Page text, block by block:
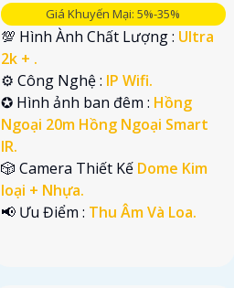
Giá Khuyến Mại: 5%-35%
💯 Hình Ành Chất Lượng : Ultra
2k + .
⚙ Công Nghệ : IP Wifi.
✪ Hình ảnh ban đêm : Hồng
Ngoại 20m Hồng Ngoại Smart
IR.
🎲 Camera Thiết Kế Dome Kim
loại + Nhựa.
️📢 Ưu Điểm : Thu Âm Và Loa.